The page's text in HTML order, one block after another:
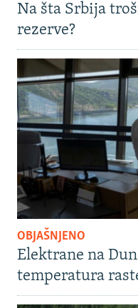
Na šta Srbija
rezerve?
OBJAŠNJENO
Elektrane na
temperatura